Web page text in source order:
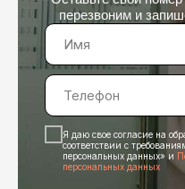
перезвоним и
Я даю свое согласие на
соответствии с
персональных данных» и
персональных данных